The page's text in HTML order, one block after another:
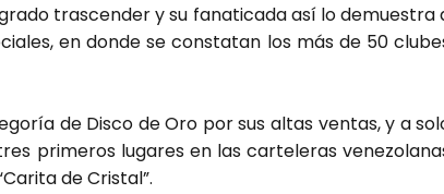
tras­cen­der y su fana­ti­ca­da así lo demues­tra
en don­de se cons­ta­tan los más de 50
de Dis­co de Oro por sus altas ven­tas, y a
pri­me­ros luga­res en las car­te­le­ras
de Cris­tal”.